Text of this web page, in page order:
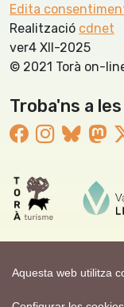
Aquesta web utilitza
Edita
Realització cdnet
ver4 XII-2025
© 2021 Torà on-
Troba'ns a